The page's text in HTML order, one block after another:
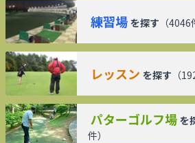
練習場 を探す （4046
レッスン を探す （
パターゴルフ場 を
件）